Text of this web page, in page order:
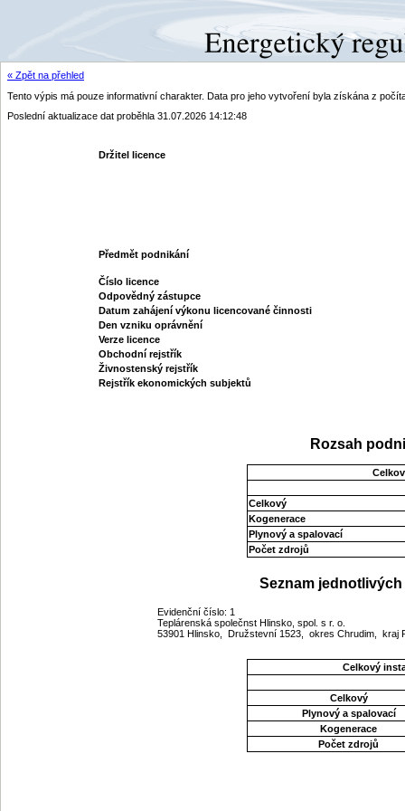
« Zpět na přehled
Tento výpis má pouze informativní charakter. Data pro jeho vytvoření byla získána z
Poslední aktualizace dat proběhla 31.07.2026 14:12:48
Držitel licence
Předmět podnikání
Číslo licence
Odpovědný zástupce
Datum zahájení výkonu licencované činnosti
Den vzniku oprávnění
Verze licence
Obchodní rejstřík
Živnostenský rejstřík
Rejstřík ekonomických subjektů
Rozsah
Celkový
Kogenerace
Plynový a spalovací
Počet zdrojů
Seznam
Evidenční číslo: 1
Teplárenská společnst Hlinsko, spol. s r. o.
53901 Hlinsko, Družstevní 1523, okres Chrudim, kraj
Celkový
Celkový
Plynový a spalovací
Kogenerace
Počet zdrojů